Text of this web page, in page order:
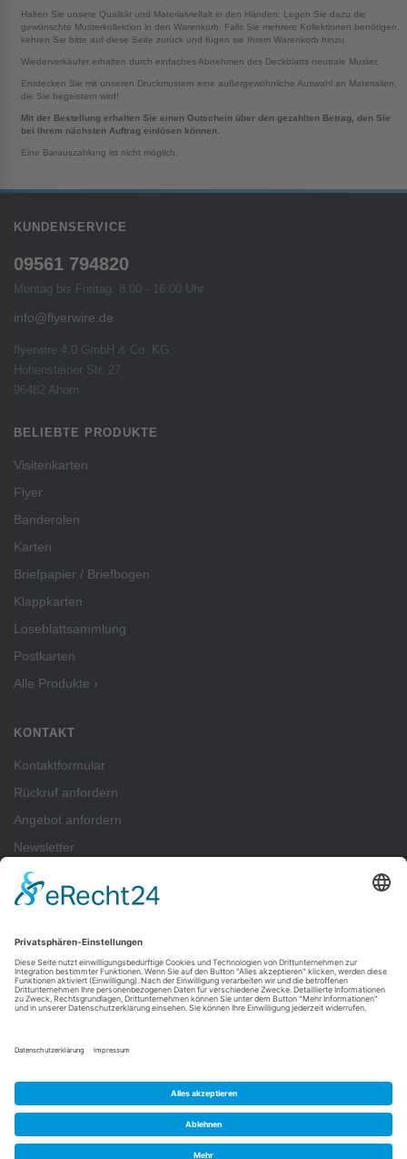
Halten Sie unsere Qualität und Materialvielfalt in den Händen: Legen Sie dazu die
gewünschte Musterkollektion in den Warenkorb. Falls Sie mehrere Kollektionen benötigen,
kehren Sie bitte auf diese Seite zurück und fügen sie Ihrem Warenkorb hinzu.
Wiederverkäufer erhalten durch einfaches Abnehmen des Deckblatts neutrale Muster.
Entdecken Sie mit unseren Druckmustern eine außergewöhnliche Auswahl an Materialien,
die Sie begeistern wird!
Mit der Bestellung erhalten Sie einen Gutschein über den gezahlten Betrag, den Sie
bei Ihrem nächsten Auftrag einlösen können.
Eine Barauszahlung ist nicht möglich.
KUNDENSERVICE
09561 794820
Montag bis Freitag: 8:00 - 16:00 Uhr
info@flyerwire.de
flyerwire 4.0 GmbH & Co. KG
Hohensteiner Str. 27
96482 Ahorn
BELIEBTE PRODUKTE
Visitenkarten
Flyer
Banderolen
Karten
Briefpapier / Briefbogen
Klappkarten
Loseblattsammlung
Postkarten
Alle Produkte ›
KONTAKT
Kontaktformular
Rückruf anfordern
Angebot anfordern
Newsletter
ZAHLUNGSARTEN
Kreditkartenzahlung (Visa, Mastercard) über PayPal möglich — auch ohne
PayPal-Konto.
Alle Zahlungsarten im Überblick ›
NewsletterImpressumAGBWiderrufsbelehrungVertrag widerrufen
Datenschutzerklärung